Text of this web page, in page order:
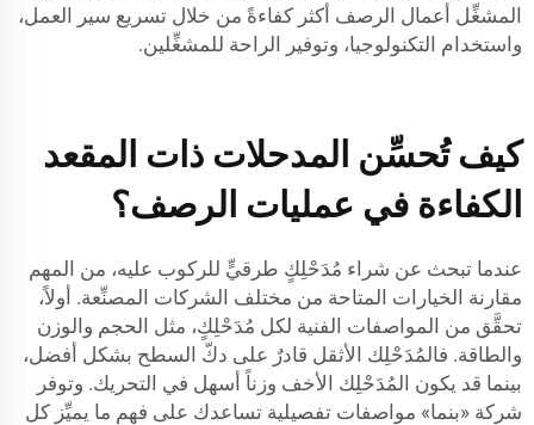
المشغِّل أعمال الرصف أكثر كفاءةً من خلال تسريع سير العمل،
واستخدام التكنولوجيا، وتوفير الراحة للمشغِّلين.
كيف تُحسِّن المدحلات ذات المقعد
الكفاءة في عمليات الرصف؟
عندما تبحث عن شراء مُدَحْلِكٍ طرقيٍّ للركوب عليه، من المهم
مقارنة الخيارات المتاحة من مختلف الشركات المصنِّعة. أولاً،
تحقَّق من المواصفات الفنية لكل مُدَحْلِكٍ، مثل الحجم والوزن
والطاقة. فالمُدَحْلِك الأثقل قادرٌ على دكّ السطح بشكل أفضل،
بينما قد يكون المُدَحْلِك الأخف وزناً أسهل في التحريك. وتوفر
شركة «بنما» مواصفات تفصيلية تساعدك على فهم ما يميِّز كل